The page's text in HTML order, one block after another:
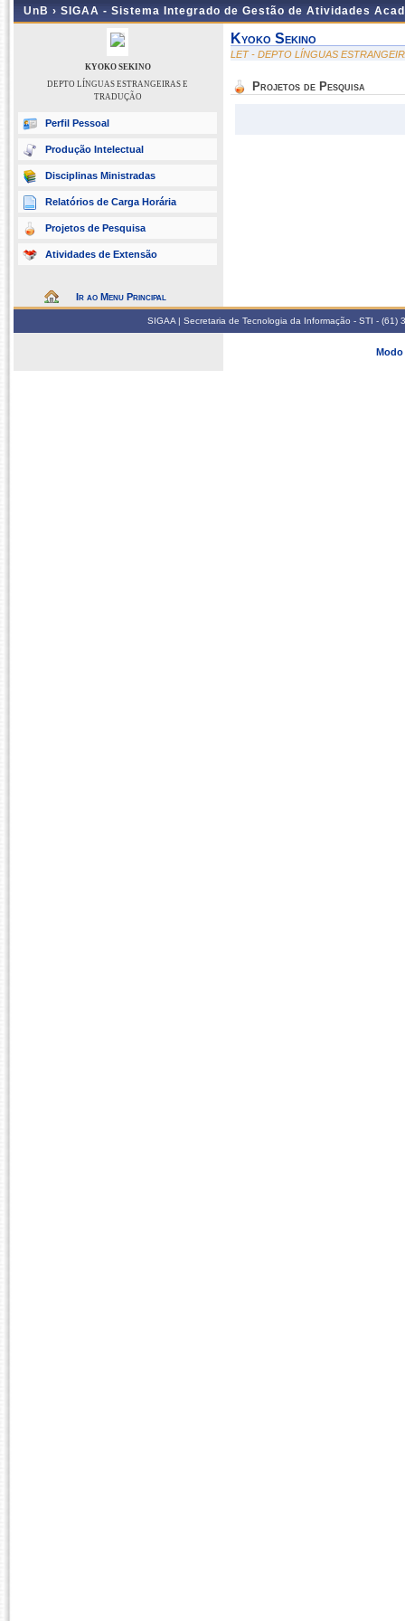
UnB › SIGAA - Sistema Integrado de Gestão de Atividades
KYOKO SEKINO
DEPTO LÍNGUAS ESTRANGEIRAS E
TRADUÇÃO
Perfil Pessoal
Produção Intelectual
Disciplinas Ministradas
Relatórios de Carga Horária
Projetos de Pesquisa
Atividades de Extensão
Ir ao Menu Principal
Kyoko Sekino
LET - DEPTO LÍNGUAS
Projetos de Pesquisa
SIGAA | Secretaria de Tecnologia da Informação - STI -
Modo